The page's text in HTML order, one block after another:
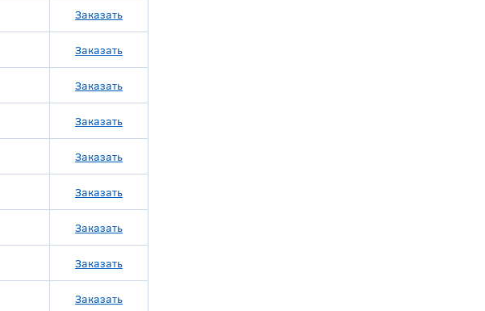
Заказать
Заказать
Заказать
Заказать
Заказать
Заказать
Заказать
Заказать
Заказать